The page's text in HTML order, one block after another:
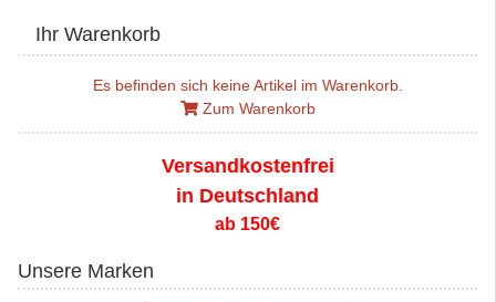
Ihr Warenkorb
Es befinden sich keine Artikel im Warenkorb.
Zum Warenkorb
Versandkostenfrei
in Deutschland
ab 150€
Unsere Marken